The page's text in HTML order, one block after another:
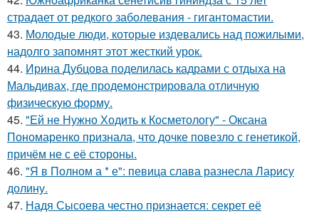
страдает от редкого заболевания - гигантомастии.
43. Молодые люди, которые издевались над пожилыми,
надолго запомнят этот жесткий урок.
44. Ирина Дубцова поделилась кадрами с отдыха на
Мальдивах, где продемонстрировала отличную
физическую форму.
45. "Ей не Нужно Ходить к Косметологу" - Оксана
Пономаренко признала, что дочке повезло с генетикой,
причём не с её стороны.
46. "Я в Полном а * е": певица слава разнесла Ларису
долину.
47. Надя Сысоева честно признается: секрет её